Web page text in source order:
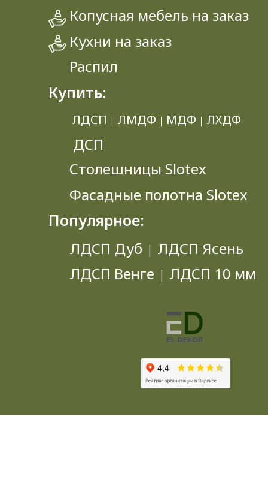
Копусная мебель на заказ
Кухни на заказ
Распил
Купить:
ЛДСП | ЛМДФ | МДФ | ЛХДФ
ДСП
Столешницы Slotex
Фасадные полотна Slotex
Популярное:
ЛДСП Дуб | ЛДСП Ясень
ЛДСП Венге | ЛДСП 10 мм